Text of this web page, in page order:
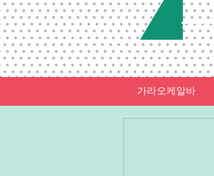
가라오케알바